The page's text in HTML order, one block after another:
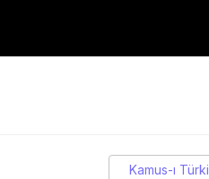
Kamus-ı Türki